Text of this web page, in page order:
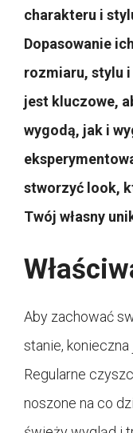
charakteru i
Dopasowanie
rozmiaru, stylu
jest kluczowe,
wygodą, jak i
stworzyć look,
Twój własny
Aby zachować
stanie,
Regularne
noszone na co